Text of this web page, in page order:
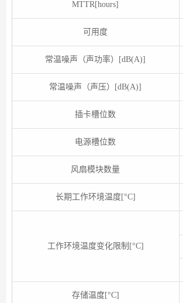
MTTR[hours]
可用度
常温噪声（声功率）[dB(A)]
常温噪声（声压）[dB(A)]
插卡槽位数
电源槽位数
风扇模块数量
长期工作环境温度[°C]
工作环境温度变化限制[°C]
存储温度[°C]